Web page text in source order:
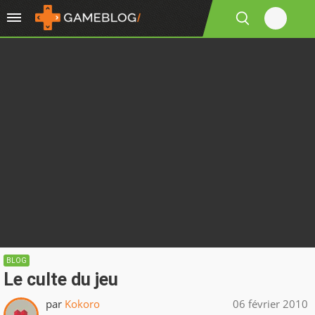
BLOG
Le culte du jeu
par Kokoro 06 février 2010